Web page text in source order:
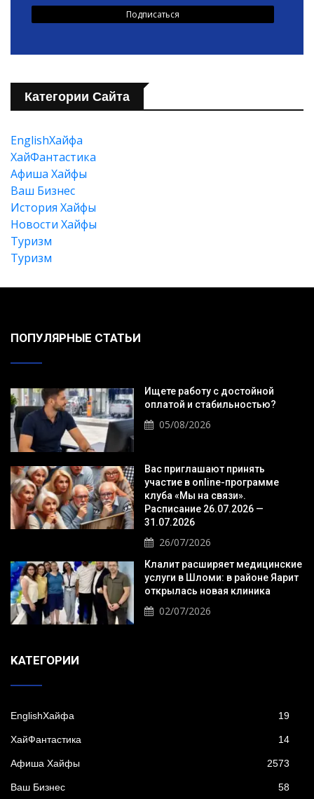
Категории Сайта
EnglishХайфа
XайФантастика
Афиша Хайфы
Ваш Бизнес
История Хайфы
Новости Хайфы
Туризм
Туризм
ПОПУЛЯРНЫЕ СТАТЬИ
Ищете работу с достойной
оплатой и стабильностью?
05/08/2026
Вас приглашают принять
участие в online-программе
клуба «Мы на связи».
Расписание 26.07.2026 —
31.07.2026
26/07/2026
Клалит расширяет медицинские
услуги в Шломи: в районе Яарит
открылась новая клиника
02/07/2026
KАТЕГОРИИ
EnglishХайфа 19
XайФантастика 14
Афиша Хайфы 2573
Ваш Бизнес 58